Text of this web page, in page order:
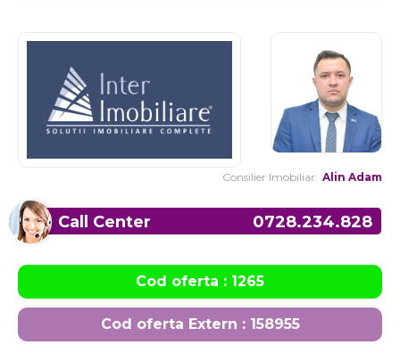
Consilier Imobiliar: Alin Adam
Call Center 0728.234.828
Cod oferta : 1265
Cod oferta Extern : 158955